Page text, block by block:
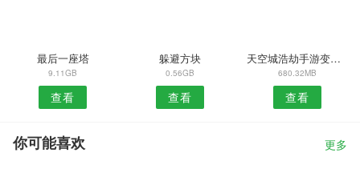
最后一座塔
9.11GB
查看
躲避方块
0.56GB
查看
天空城浩劫手游变态单机内购
680.32MB
查看
你可能喜欢 更多